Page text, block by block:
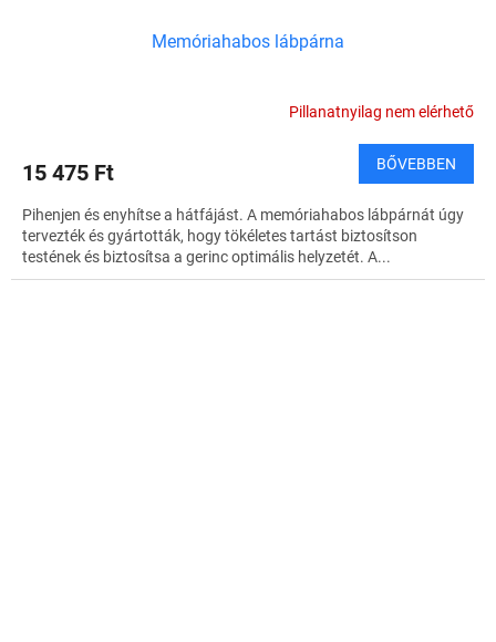
Memóriahabos lábpárna
Pillanatnyilag nem elérhető
15 475 Ft BŐVEBBEN
Pihenjen és enyhítse a hátfájást. A memóriahabos lábpárnát úgy
tervezték és gyártották, hogy tökéletes tartást biztosítson
testének és biztosítsa a gerinc optimális helyzetét. A...